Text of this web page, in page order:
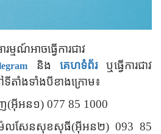
មណ៍អាចធ្វើការជាវ
និង គេហទំព័រ
ឬធ្វើការជាវ
តាំងទាំងបីខាងក្រោម៖
ញ(អ៊ីអន១) 077 85 1000
នម៉លសែនសុខសុធី(អ៊ីអន២) 093 85